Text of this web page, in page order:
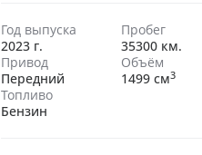
Год выпуска
2023 г.
Пробег
35300 км.
Привод
Передний
Объём
1499 см3
Топливо
Бензин